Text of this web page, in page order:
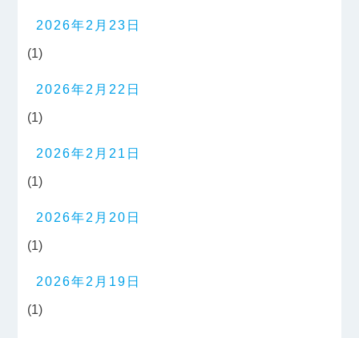
2026年2月23日
(1)
2026年2月22日
(1)
2026年2月21日
(1)
2026年2月20日
(1)
2026年2月19日
(1)